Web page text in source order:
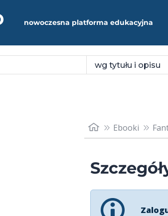
nowoczesna platforma edukacyjna
Ebooki